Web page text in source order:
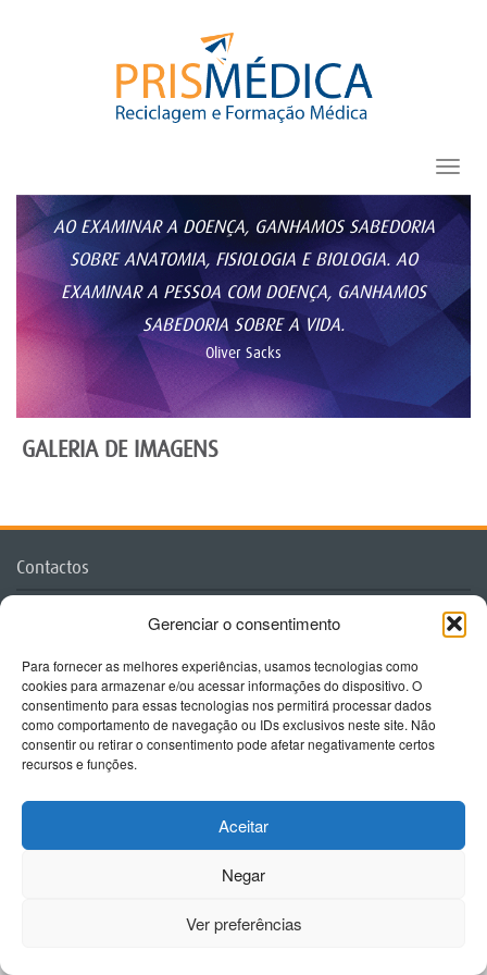
Gerenciar o consentimento
Para fornecer as melhores experiências, usamos tecnologias como
cookies para armazenar e/ou acessar informações do dispositivo. O
consentimento para essas tecnologias nos permitirá processar dados
como comportamento de navegação ou IDs exclusivos neste site. Não
consentir ou retirar o consentimento pode afetar negativamente certos
recursos e funções.
Aceitar
Negar
Ver preferências
AO EXAMINAR A DOENÇA, GANHAMOS SABEDORIA
SOBRE ANATOMIA, FISIOLOGIA E BIOLOGIA. AO
EXAMINAR A PESSOA COM DOENÇA, GANHAMOS
SABEDORIA SOBRE A VIDA.
Oliver Sacks
GALERIA DE IMAGENS
Contactos
PRISMÉDICA - Reciclagem e Informação Médica Lda
1050-161 Lisboa
Tel 213 584 380
Tlm 918 494 468
Informações sobre congressos:
Informações sobre inscrições: